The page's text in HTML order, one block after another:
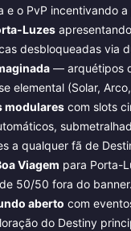
e o PvP incentivando
Luzes
desbloqueadas via
— arquétipos
elemental (Solar,
modularescom slots
a qualquer fã de
Viagem para Porta-
50/50 fora do banner.
aberto com
do Destiny